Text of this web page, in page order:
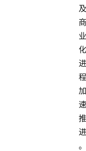
及
商
业
化
进
程
加
速
推
进
。